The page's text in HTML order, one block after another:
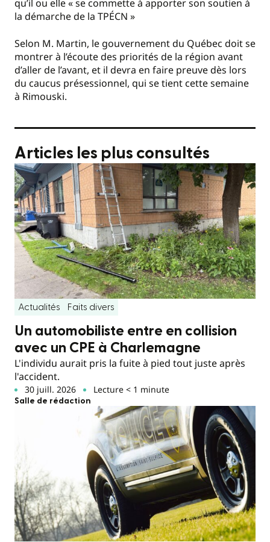
qu’il ou elle « se commette à apporter son soutien à
la démarche de la TPÉCN »
Selon M. Martin, le gouvernement du Québec doit se
montrer à l’écoute des priorités de la région avant
d’aller de l’avant, et il devra en faire preuve dès lors
du caucus présessionnel, qui se tient cette semaine
à Rimouski.
Articles les plus consultés
Actualités Faits divers
Un automobiliste entre en collision
avec un CPE à Charlemagne
L'individu aurait pris la fuite à pied tout juste après
l'accident.
30 juill. 2026 Lecture < 1 minute
Salle de rédaction